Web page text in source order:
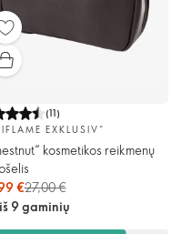
(11)
EXKLUSIV“
kosmetikos reikmenų
€27,00 €
9 gaminių